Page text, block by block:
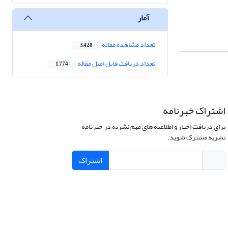
آمار
تعداد مشاهده مقاله 3,428
تعداد دریافت فایل اصل مقاله 1,774
اشتراک خبرنامه
برای دریافت اخبار و اطلاعیه های مهم نشریه در خبرنامه
نشریه مشترک شوید.
اشتراک